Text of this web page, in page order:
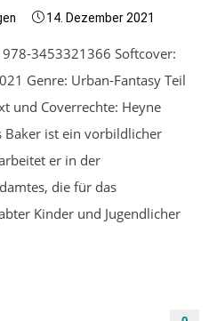
14. Dezember 2021
978-3453321366 Softcover:
Genre: Urban-Fantasy Teil
und Coverrechte: Heyne
Baker ist ein vorbildlicher
er in der
die für das
Kinder und Jugendlicher